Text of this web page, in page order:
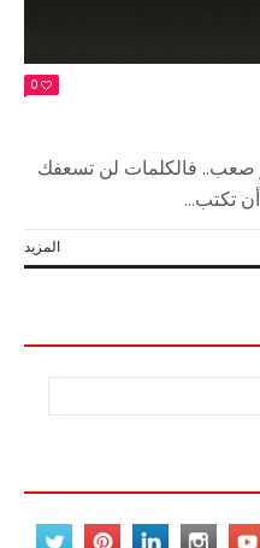
0
فالكلمات لن تسعفك
تكتب...
المزيد